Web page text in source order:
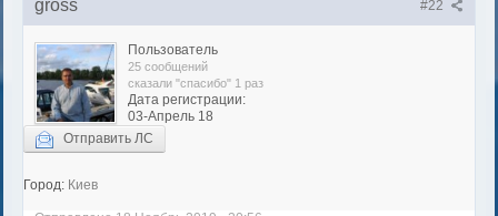
#22
gross
Пользователь
25 сообщений
сказали "спасибо" 1 раз
Дата регистрации:
03-Апрель 18
Отправить ЛС
Город: Киев